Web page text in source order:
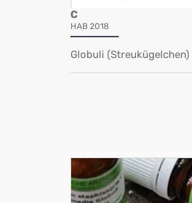
C
HAB 2018
Globuli (Streukügelchen)